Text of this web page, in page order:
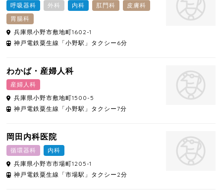
呼吸器科 外科 内科 肛門科
皮膚科
胃腸科
兵庫県小野市敷地町1602-1
神戸電鉄粟生線「小野駅」タクシー6分
わかば・産婦人科
産婦人科
兵庫県小野市敷地町1500-5
神戸電鉄粟生線「小野駅」タクシー7分
岡田内科医院
循環器科
内科
兵庫県小野市市場町1205-1
神戸電鉄粟生線「市場駅」タクシー2分